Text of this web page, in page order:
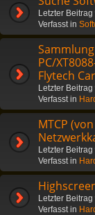
Letzter Beitrag
Verfasst in
PC/
Flytech
Letzter Beitrag
Verfasst in
MTCP
Letzter Beitrag
Verfasst in
Letzter Beitrag
Verfasst in